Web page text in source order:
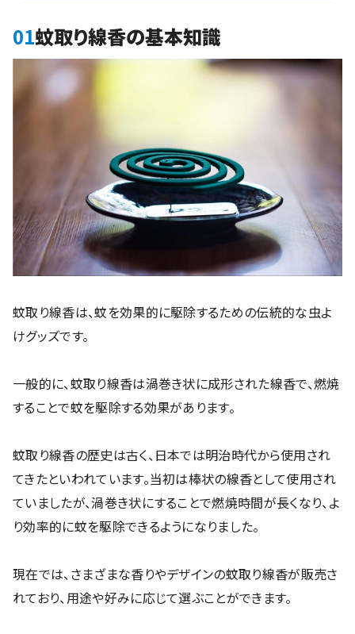
01蚊取り線香の基本知識
蚊取り線香は、蚊を効果的に駆除するための伝統的な虫よ
けグッズです。
一般的に、蚊取り線香は渦巻き状に成形された線香で、燃焼
することで蚊を駆除する効果があります。
蚊取り線香の歴史は古く、日本では明治時代から使用され
てきたといわれています。当初は棒状の線香として使用され
ていましたが、渦巻き状にすることで燃焼時間が長くなり、よ
り効率的に蚊を駆除できるようになりました。
現在では、さまざまな香りやデザインの蚊取り線香が販売さ
れており、用途や好みに応じて選ぶことができます。